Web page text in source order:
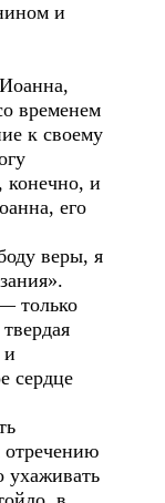
и
временем
к своему
конечно, и
его
веры, я
только
и
сердце
ухаживать